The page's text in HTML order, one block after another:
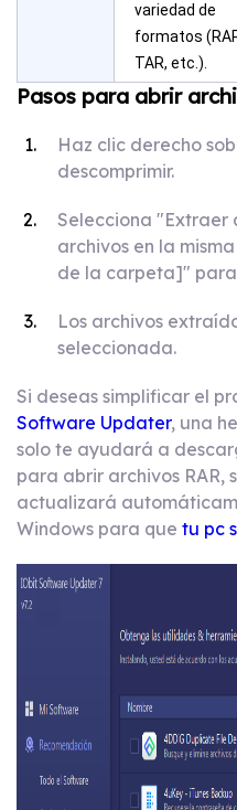
variedad de
formatos
TAR, etc.).
Pasos para abrir
Haz clic derecho
descomprimir.
Selecciona "Extraer
archivos en la
de la carpeta]"
Los archivos
seleccionada.
Si deseas simplificar el
Software Updater, una
solo te ayudará a
para abrir archivos RAR,
actualizará
Windows para que tu pc